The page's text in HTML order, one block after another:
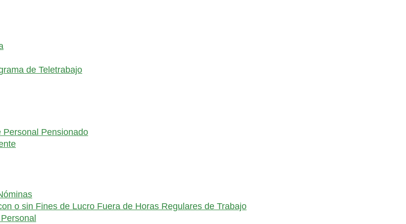
de Teletrabajo
Personal Pensionado
o sin Fines de Lucro Fuera de Horas Regulares de Trabajo